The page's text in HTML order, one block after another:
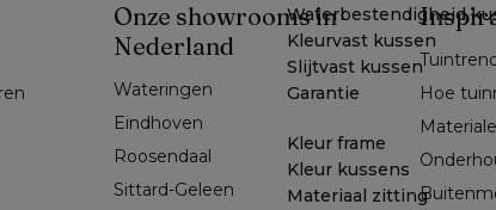
Waterbestendigheid
Kleurvast kussen
Slijtvast kussen
Garantie
Kleur frame
Kleur kussens
Materiaal zitting
Onze showrooms in
Nederland
Wateringen
Eindhoven
Roosendaal
Sittard-Geleen
Hoe